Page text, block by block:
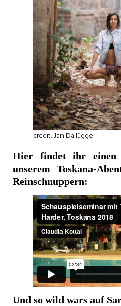
credit: Jan Dallügge
Hier findet ihr einen
unserem Toskana-
Reinschnuppern:
Und so wild wars auf